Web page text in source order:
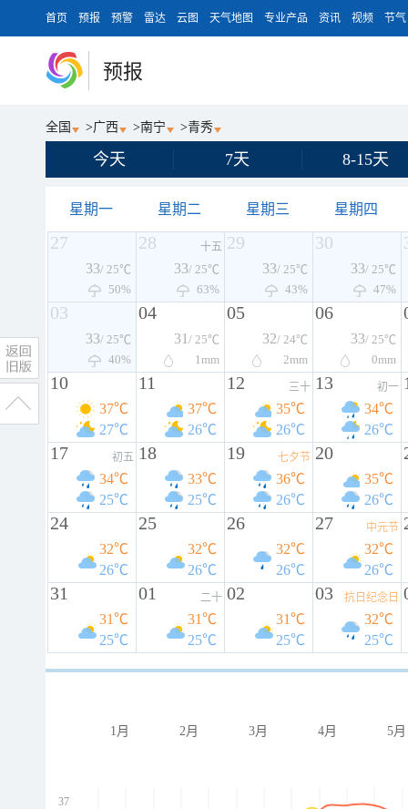
首页 预报 预警 雷达 云图 天气地图 专业产品 资讯 视频 节气
预报
全国 >广西 >南宁 >青秀
今天 7天 8-15天
星期一 星期二 星期三 星期四
27
33/ 25℃
50%
28 十五
33/ 25℃
63%
29
33/ 25℃
43%
30
33/ 25℃
47%
03
33/ 25℃
40%
04
31 / 25℃
1mm
05
32/ 24℃
2mm
06
33/ 25℃
0mm
10
37℃
27℃
11
37℃
26℃
12 三十
35℃
26℃
13 初一
34℃
26℃
17 初五
34℃
25℃
18
33℃
25℃
19 七夕节
36℃
26℃
20
35℃
26℃
24
32℃
26℃
25
32℃
26℃
26
32℃
26℃
27 中元节
32℃
26℃
31
31℃
25℃
01 二十
31℃
25℃
02
31℃
25℃
03 抗日纪念日
32℃
25℃
1月 2月 3月 4月 5月
37